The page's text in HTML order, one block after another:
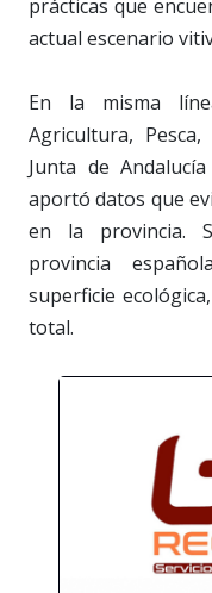
prácticas que
actual escenario
En la misma
Agricultura,
Junta de
aportó datos que
en la provincia.
provincia
superficie
total.